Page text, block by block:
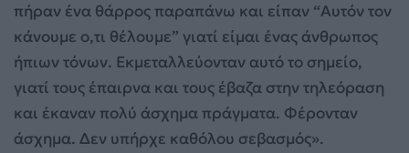
πήραν ένα θάρρος παραπάνω και είπαν “Αυτόν τον
κάνουμε ο,τι θέλουμε” γιατί είμαι ένας άνθρωπος
ήπιων τόνων. Εκμεταλλεύονταν αυτό το σημείο,
γιατί τους έπαιρνα και τους έβαζα στην τηλεόραση
και έκαναν πολύ άσχημα πράγματα. Φέρονταν
άσχημα. Δεν υπήρχε καθόλου σεβασμός».